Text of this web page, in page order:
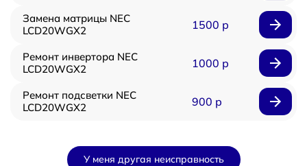
Замена матрицы NEC
LCD20WGX2
1500 р
Ремонт инвертора NEC
LCD20WGX2
1000 р
Ремонт подсветки NEC
LCD20WGX2
900 р
У меня другая неисправность